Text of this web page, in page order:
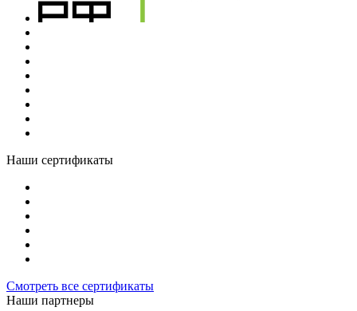
Наши сертификаты
Смотреть все сертификаты
Наши партнеры